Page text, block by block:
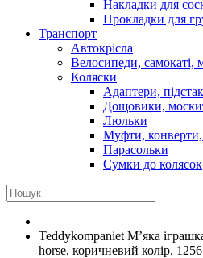
Накладки для
Прокладки для
Транспорт
Автокрісла
Велосипеди, самокаті,
Коляски
Адаптери,
Дощовики,
Люльки
Муфти, конверти,
Парасольки
Сумки до колясок
Teddykompaniet М’яка
horse, коричневий колір,